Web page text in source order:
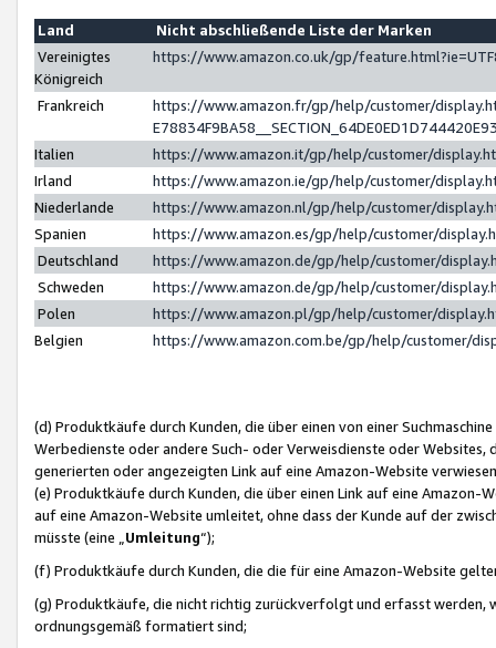
Land
Nicht abschließende Liste der Marken
Vereinigtes
Königreich
https://www.amazon.co.uk/gp/
Frankreich
https://www.amazon.fr/gp/help/customer/
Italien
https://www.amazon.it/gp/help/customer/
Irland
https://www.amazon.ie/gp/help/customer/
Niederlande
https://www.amazon.nl/gp/help/customer/
Spanien
https://www.amazon.es/gp/help/customer/
Deutschland
https://www.amazon.de/gp/help/customer/
Schweden
https://www.amazon.de/gp/help/customer/
Polen
https://www.amazon.pl/gp/help/customer/
Belgien
https://www.amazon.com.be/gp/help/customer/
(d) Produktkäufe durch Kunden, die über einen von einer
Werbedienste oder andere Such- oder Verweisdienste oder Websites,
generierten oder angezeigten Link auf eine Amazon-Website
(e) Produktkäufe durch Kunden, die über einen Link auf eine
auf eine Amazon-Website umleitet, ohne dass der Kunde auf der
müsste (eine „ Umleitung“);
(f) Produktkäufe durch Kunden, die die für eine Amazon-Website
(g) Produktkäufe, die nicht richtig zurückverfolgt und erfasst werden,
ordnungsgemäß formatiert sind;